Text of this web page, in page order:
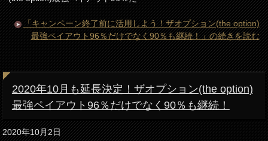
「キャンペーン終了前に活用しよう！ザオプション(the option)
最強ペイアウト96％だけでなく90％も継続！」の続きを読む
2020年10月も延長決定！ザオプション(the option)
最強ペイアウト96％だけでなく90％も継続！
2020年10月2日